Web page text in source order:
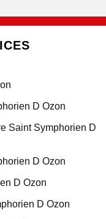
D Ozon
Saint Symphorien D
D Ozon
D Ozon
D Ozon